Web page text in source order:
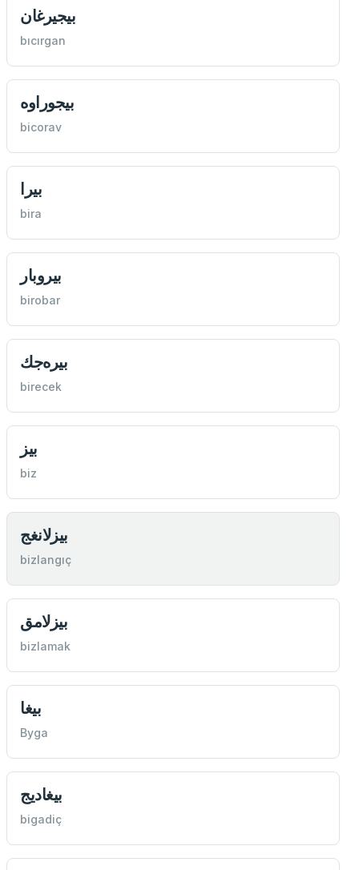
بيجيرغان
bıcırgan
بيجوراوه
bicorav
بيرا
bira
بيروبار
birobar
بيره‌جك
birecek
بيز
biz
بيزلانغج
bizlangıç
بيزلامق
bizlamak
بيغا
Byga
بيغاديج
bigadiç